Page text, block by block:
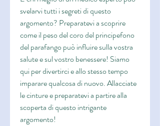
svelarvi tutti i segreti di questo
argomento? Preparatevi a scoprire
come il peso del coro del principefono
del parafango può influire sulla vostra
salute e sul vostro benessere! Siamo
qui per divertirci e allo stesso tempo
imparare qualcosa di nuovo. Allacciate
le cinture e preparatevi a partire alla
scoperta di questo intrigante
argomento!